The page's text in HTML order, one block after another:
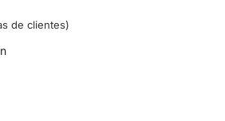
de clientes)